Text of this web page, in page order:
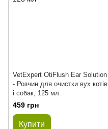
VetExpert OtiFlush Ear Solution
- Розчин для очистки вух котів
і собак, 125 мл
459 грн
Купити